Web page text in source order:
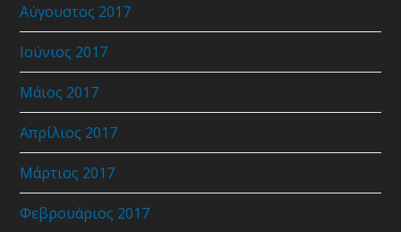
Αύγουστος 2017
Ιούνιος 2017
Μάιος 2017
Απρίλιος 2017
Μάρτιος 2017
Φεβρουάριος 2017